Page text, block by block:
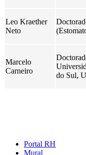
Leo Kraether
Neto
Marcelo
Carneiro
do Sul,
Portal RH
Mural